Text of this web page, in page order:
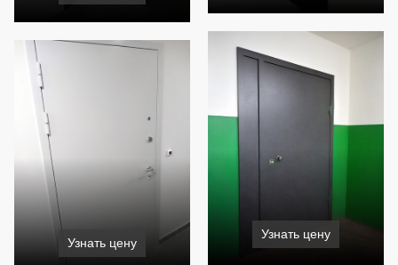
Узнать цену
Узнать цену